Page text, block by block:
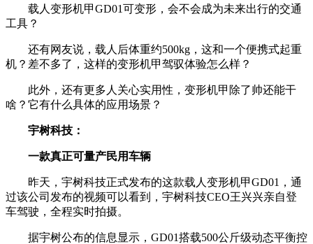
载人变形机甲GD01可变形，会不会成为未来出行的交通
工具？
还有网友说，载人后体重约500kg，这和一个便携式起重
机？差不多了，这样的变形机甲驾驭体验怎么样？
此外，还有更多人关心实用性，变形机甲除了帅还能干
啥？它有什么具体的应用场景？
宇树科技：
一款真正可量产民用车辆
昨天，宇树科技正式发布的这款载人变形机甲GD01，通
过该公司发布的视频可以看到，宇树科技CEO王兴兴亲自登
车驾驶，全程实时拍摄。
据宇树公布的信息显示，GD01搭载500公斤级动态平衡控